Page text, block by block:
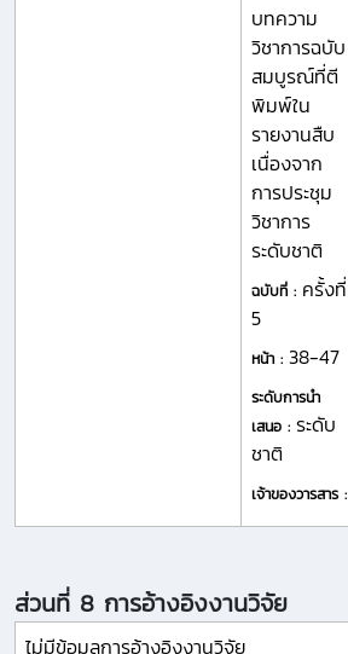
บทความ
วิชาการฉบับ
สมบูรณ์ที่ตี
พิมพ์ใน
รายงานสืบ
เนื่องจาก
การประชุม
วิชาการ
ระดับชาติ
ฉบับที่ : ครั้งที่
5
หน้า : 38-47
ระดับการนำ
เสนอ : ระดับ
ชาติ
เจ้าของวารสาร :
ส่วนที่ 8 การอ้างอิงงานวิจัย
ไม่มีข้อมูลการอ้างอิงงานวิจัย